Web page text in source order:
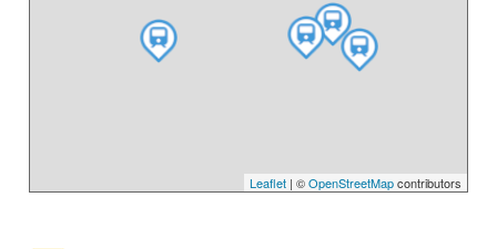
Leaflet| ©OpenStreetMapcontributors